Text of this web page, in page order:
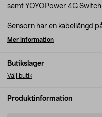
Butikslager
Välj butik
samt YOYOPower 4G
Sensorn har en kabellängd
Mer information
Produktinformation